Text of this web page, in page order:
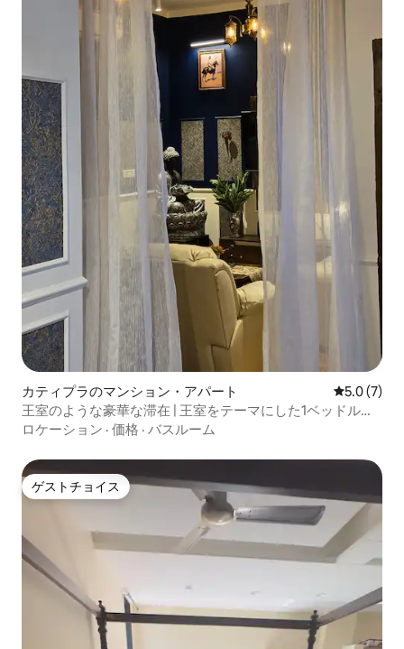
カティプラのマンション・アパート レビュー7
5.0 (7)
王室のような豪華な滞在 | 王室をテーマにした1ベッドルー
ム・リビング・キッチン
ロケーション · 価格 · バスルーム
ゲストチョイス
ゲストチョイス